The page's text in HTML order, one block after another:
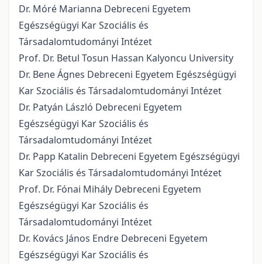
Dr. Móré Marianna Debreceni Egyetem
Egészségügyi Kar Szociális és
Társadalomtudományi Intézet
Prof. Dr. Betul Tosun Hassan Kalyoncu University
Dr. Bene Ágnes Debreceni Egyetem Egészségügyi
Kar Szociális és Társadalomtudományi Intézet
Dr. Patyán László Debreceni Egyetem
Egészségügyi Kar Szociális és
Társadalomtudományi Intézet
Dr. Papp Katalin Debreceni Egyetem Egészségügyi
Kar Szociális és Társadalomtudományi Intézet
Prof. Dr. Fónai Mihály Debreceni Egyetem
Egészségügyi Kar Szociális és
Társadalomtudományi Intézet
Dr. Kovács János Endre Debreceni Egyetem
Egészségügyi Kar Szociális és